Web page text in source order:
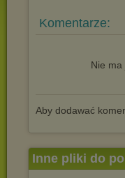
Komentarze:
Nie
Aby dodawać
Inne pliki do